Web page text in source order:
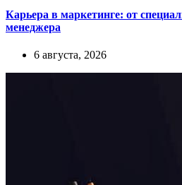
Карьера в маркетинге: от
менеджера
6 августа, 2026